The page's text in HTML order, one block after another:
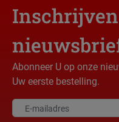
Abonneer U op onze
Uw eerste bestelling.